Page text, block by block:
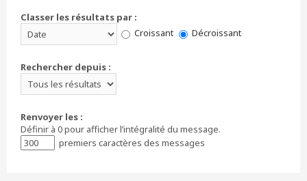
Classer les résultats par :
Croissant
Décroissant
Rechercher depuis :
Renvoyer les :
Définir à 0 pour afficher l’intégralité du message.
premiers caractères des messages